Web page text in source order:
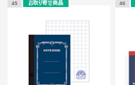
45 46